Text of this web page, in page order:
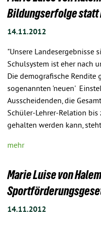
Bildungserfolge
14.11.2012
"Unsere Landesergebnisse
Schulsystem ist eher nach
Die demografische Rendite
sogenannten 'neuen'
Ausscheidenden, die
Schüler-Lehrer-Relation
gehalten werden kann,
mehr
Marie Luise von
14.11.2012